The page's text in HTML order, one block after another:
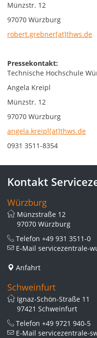
Münzstr. 12
97070 Würzburg
robert.grebner[at]thws.de
Pressekontakt:
Technische Hochschule
Angela Kreipl
Münzstr. 12
97070 Würzburg
angela.kreipl[at]thws.de
0931 3511-8354
Kontakt
Würzburg
Münzstraße 12
97070 Würzburg
Telefon +49 931 3511-0
E-Mail servicezentrale-
Anfahrt
Schweinfurt
Ignaz-Schön-Straße 11
97421 Schweinfurt
Telefon +49 9721 940-5
E-Mail servicezentrale-